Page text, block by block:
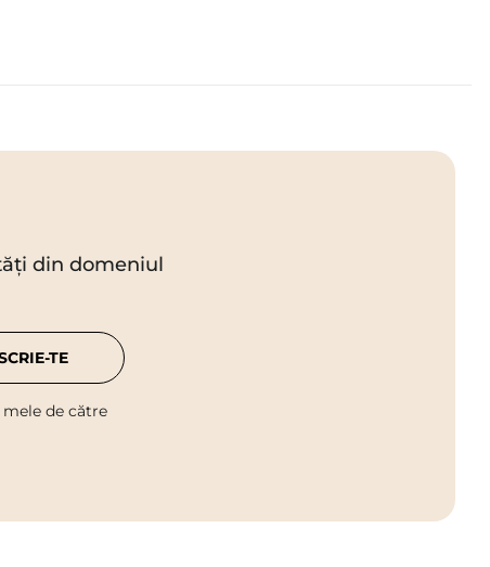
din domeniul
de către
TE